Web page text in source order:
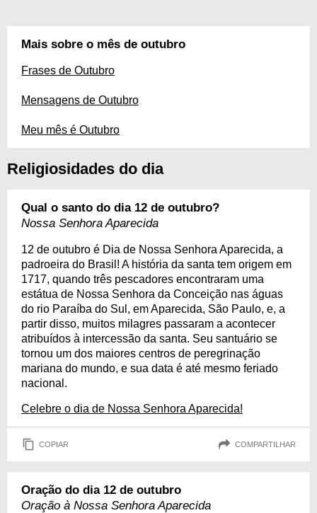
Mais sobre o mês de outubro
Frases de Outubro
Mensagens de Outubro
Meu mês é Outubro
Religiosidades do dia
Qual o santo do dia 12 de outubro?
Nossa Senhora Aparecida
12 de outubro é Dia de Nossa Senhora Aparecida, a
padroeira do Brasil! A história da santa tem origem em
1717, quando três pescadores encontraram uma
estátua de Nossa Senhora da Conceição nas águas
do rio Paraíba do Sul, em Aparecida, São Paulo, e, a
partir disso, muitos milagres passaram a acontecer
atribuídos à intercessão da santa. Seu santuário se
tornou um dos maiores centros de peregrinação
mariana do mundo, e sua data é até mesmo feriado
nacional.
Celebre o dia de Nossa Senhora Aparecida!
COPIAR COMPARTILHAR
Oração do dia 12 de outubro
Oração à Nossa Senhora Aparecida